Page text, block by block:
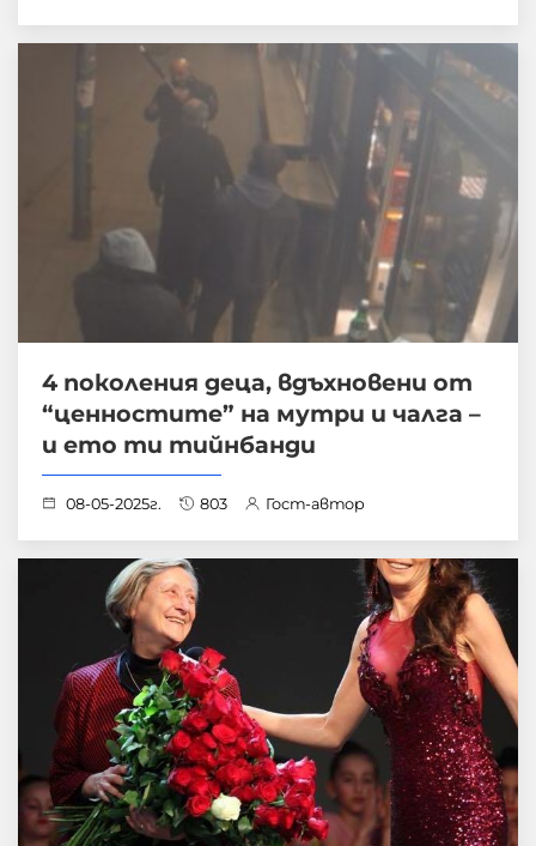
4 поколения деца, вдъхновени от
“ценностите” на мутри и чалга –
и ето ти тийнбанди
08-05-2025г. 803 Гост-автор